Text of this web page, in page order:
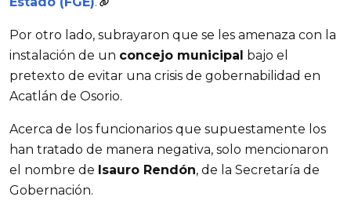
Por otro lado, subrayaron que se les amenaza con la
instalación de un concejo municipal bajo el
pretexto de evitar una crisis de gobernabilidad en
Acatlán de Osorio.
Acerca de los funcionarios que supuestamente los
han tratado de manera negativa, solo mencionaron
el nombre de Isauro Rendón, de la Secretaría de
Gobernación.